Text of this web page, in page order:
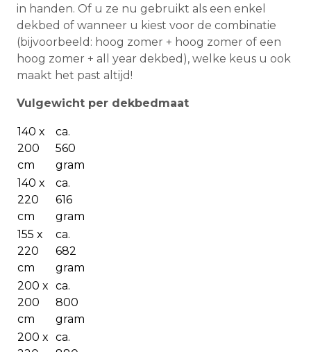
in handen. Of u ze nu gebruikt als een enkel
dekbed of wanneer u kiest voor de combinatie
(bijvoorbeeld: hoog zomer + hoog zomer of een
hoog zomer + all year dekbed), welke keus u ook
maakt het past altijd!
Vulgewicht per dekbedmaat
140 x
200
cm
ca.
560
gram
140 x
220
cm
ca.
616
gram
155 x
220
cm
ca.
682
gram
200 x
200
cm
ca.
800
gram
200 x ca.